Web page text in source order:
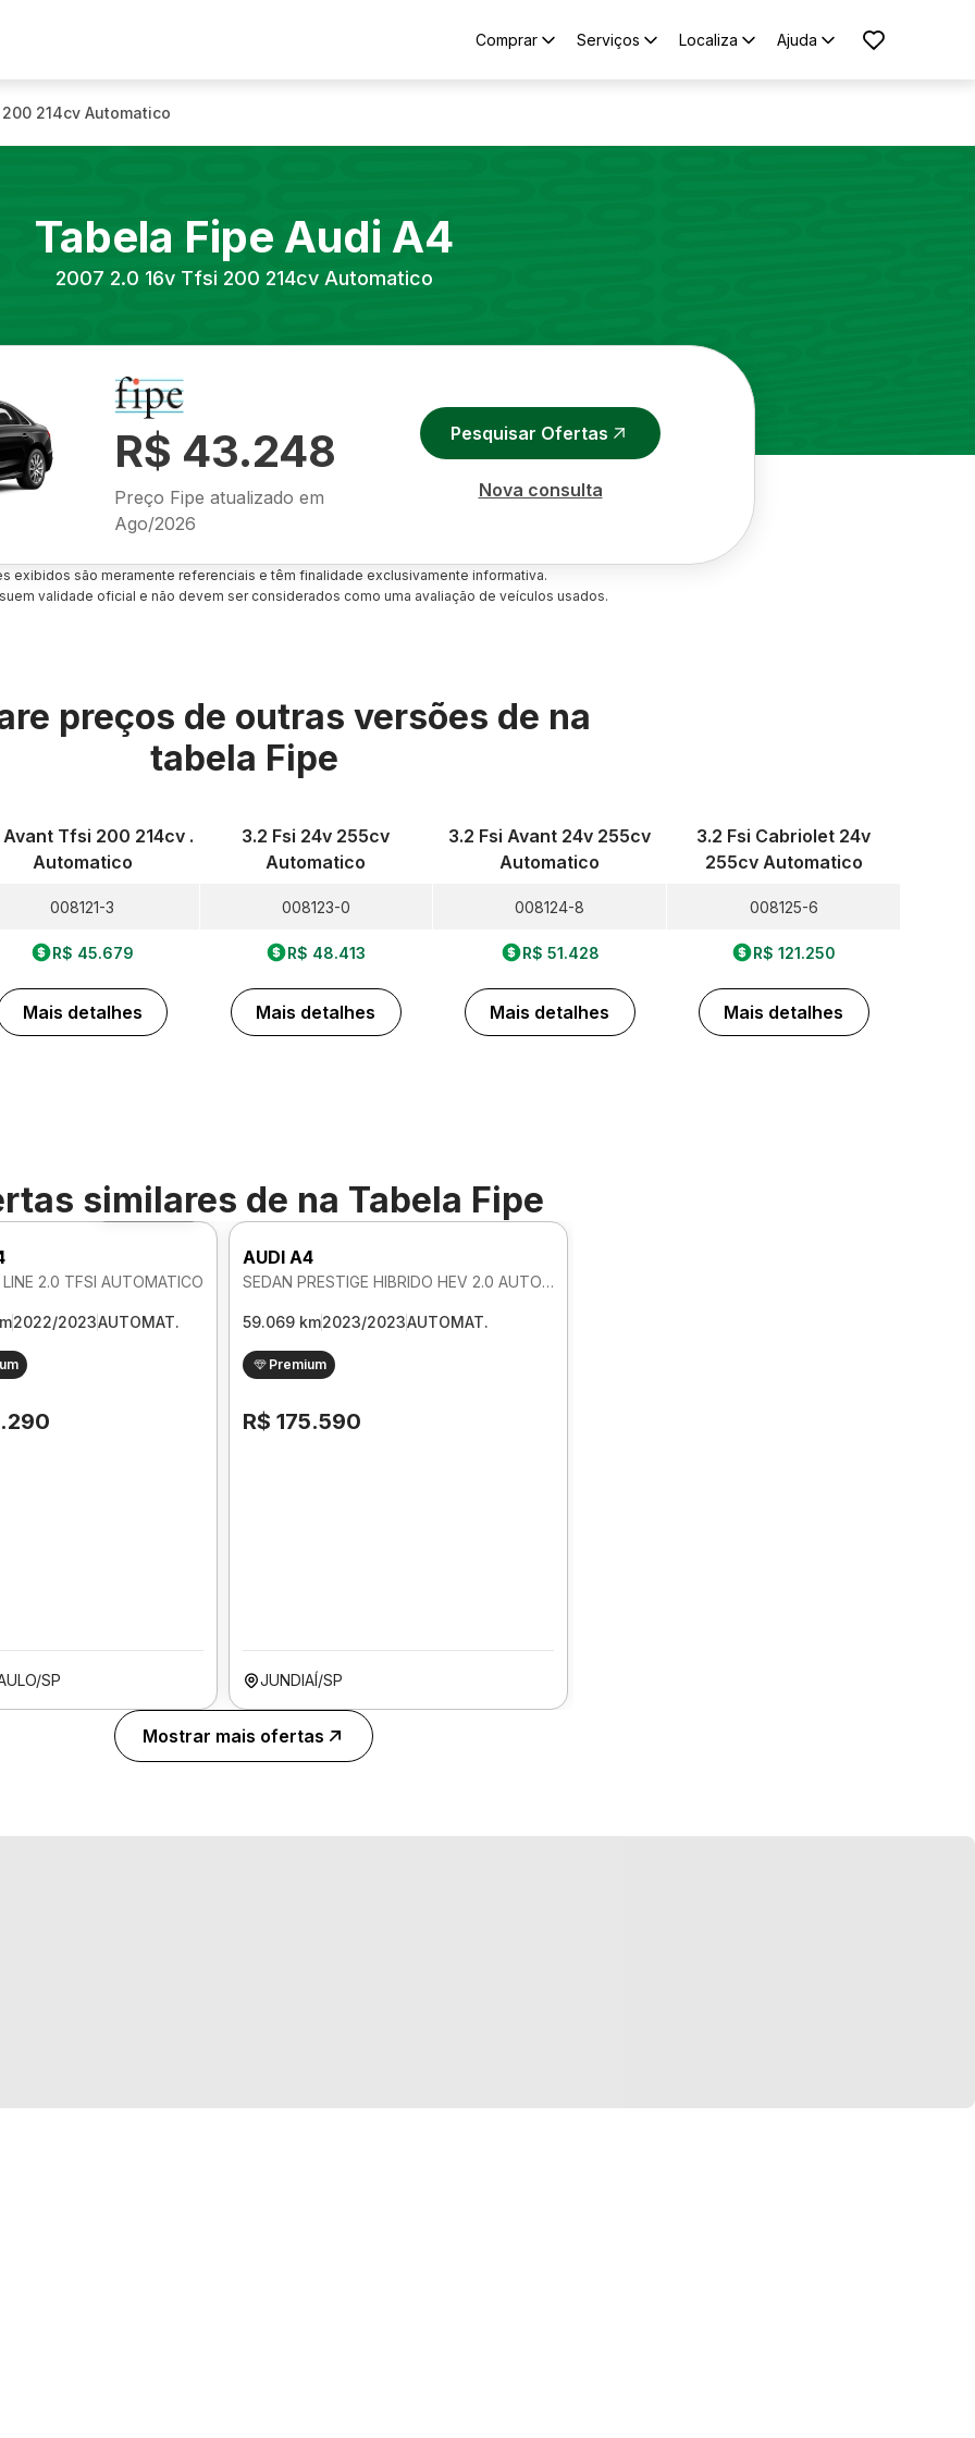
Comprar Serviços Localiza Ajuda
214cv Automatico
Tabela Fipe Audi A4
2007 2.0 16v Tfsi 200 214cv Automatico
R$ 43.248
Preço Fipe atualizado em
Ago/2026
Pesquisar Ofertas
Nova consulta
exibidos são meramente referenciais e têm finalidade exclusivamente informativa.
validade oficial e não devem ser considerados como uma avaliação de veículos usados.
preços de outras versões de na
tabela Fipe
Avant Tfsi 200 214cv .
Automatico
008121-3
R$ 45.679
Mais detalhes
3.2 Fsi 24v 255cv
Automatico
008123-0
R$ 48.413
Mais detalhes
3.2 Fsi Avant 24v 255cv
Automatico
008124-8
R$ 51.428
Mais detalhes
3.2 Fsi Cabriolet 24v
255cv Automatico
008125-6
R$ 121.250
Mais detalhes
similares de na Tabela Fipe
Foto 360º
2.0 TFSI AUTOMATICO
2022/2023AUTOMAT.
SP
AUDI A4
SEDAN PRESTIGE HIBRIDO HEV 2.0 AUTOMATICO
59.069 km2023/2023AUTOMAT.
Premium
R$ 175.590
JUNDIAÍ/SP
Mostrar mais ofertas